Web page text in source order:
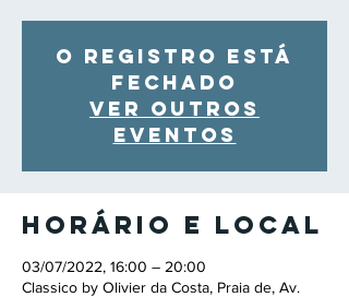
O registro está
fechado
Ver outros
eventos
Horário e local
03/07/2022, 16:00 – 20:00
Classico by Olivier da Costa, Praia de, Av.